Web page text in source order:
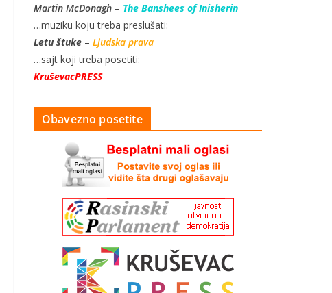
Martin McDonagh – The Banshees of Inisherin
…muziku koju treba preslušati:
Letu štuke – Ljudska prava
…sajt koji treba posetiti:
KruševacPRESS
Obavezno posetite